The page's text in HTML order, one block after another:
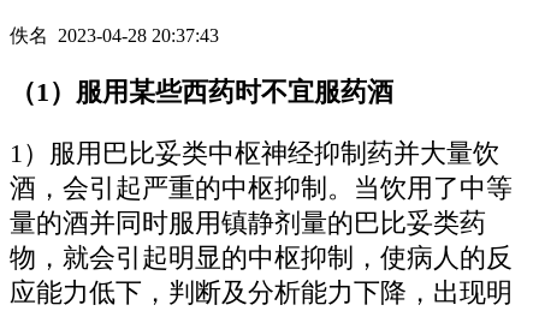
佚名 2023-04-28 20:37:43
（1）服用某些西药时不宜服药酒
1）服用巴比妥类中枢神经抑制药并大量饮
酒，会引起严重的中枢抑制。当饮用了中等
量的酒并同时服用镇静剂量的巴比妥类药
物，就会引起明显的中枢抑制，使病人的反
应能力低下，判断及分析能力下降，出现明